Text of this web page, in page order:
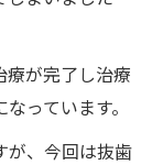
が完了し治療
っています。
が、今回は抜歯